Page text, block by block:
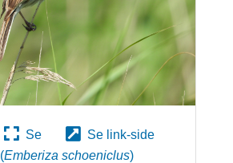
Se
Se link-side
(Emberiza schoeniclus)